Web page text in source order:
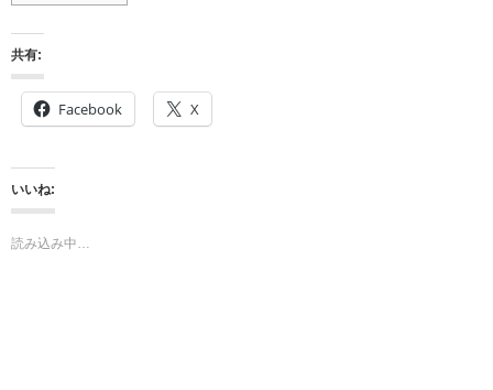
共有:
Facebook X
いいね:
読み込み中…